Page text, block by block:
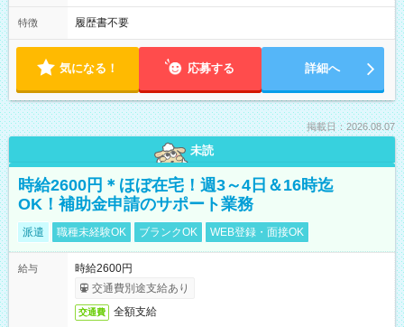
特徴 履歴書不要
気になる！ 応募する 詳細へ
掲載日：2026.08.07
未読
時給2600円＊ほぼ在宅！週3～4日＆16時迄
OK！補助金申請のサポート業務
派遣 職種未経験OK ブランクOK WEB登録・面接OK
給与
時給2600円
交通費別途支給あり
交通費 全額支給